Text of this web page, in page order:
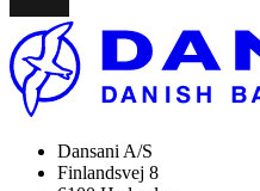
Dansani A/S
Finlandsvej 8